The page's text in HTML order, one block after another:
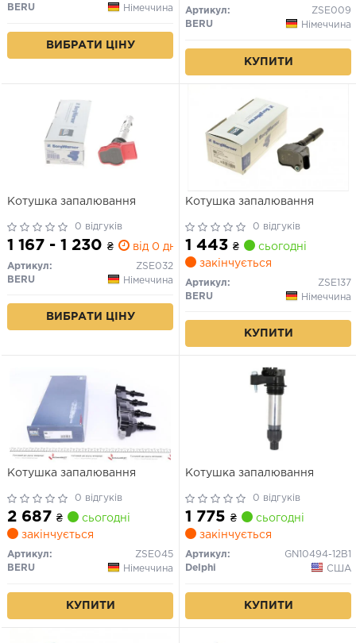
BERU
Німеччина
ВИБРАТИ ЦІНУ
Артикул:
ZSE009
BERU
Німеччина
КУПИТИ
Котушка запалювання
0 відгуків
1 167 - 1 230 ₴ від 0 дн.
Артикул:
ZSE032
BERU
Німеччина
ВИБРАТИ ЦІНУ
Котушка запалювання
0 відгуків
1 443 ₴
сьогодні
закінчується
Артикул:
ZSE137
BERU
Німеччина
КУПИТИ
Котушка запалювання
0 відгуків
2 687 ₴
сьогодні
закінчується
Артикул:
ZSE045
BERU
Німеччина
КУПИТИ
Котушка запалювання
0 відгуків
1 775 ₴
сьогодні
закінчується
Артикул:
GN10494-12B1
Delphi
США
КУПИТИ